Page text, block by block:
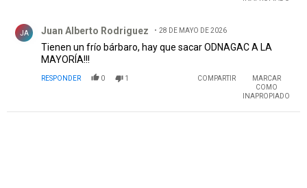
JA Juan Alberto Rodriguez 28 DE MAYO DE 2026
Tienen un frío bárbaro, hay que sacar ODNAGAC A LA
MAYORÍA!!!
RESPONDER 0 1 COMPARTIR
MARCAR
COMO
INAPROPIADO